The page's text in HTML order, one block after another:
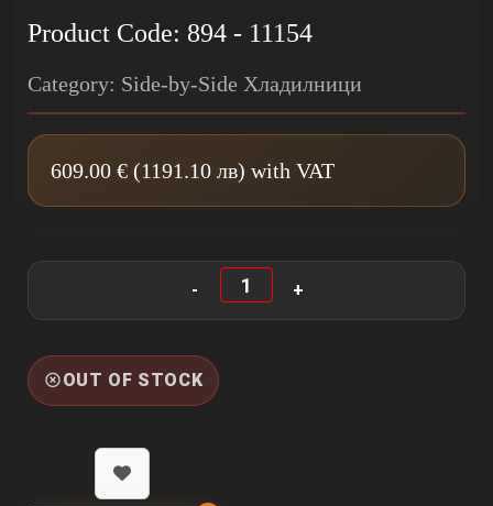
Product Code: 894 - 11154
Category: Side-by-Side Хладилници
609.00 € (1191.10 лв) with VAT
OUT OF STOCK